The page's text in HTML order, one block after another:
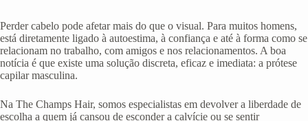
Perder cabelo pode afetar mais do que o visual. Para muitos homens,
está diretamente ligado à autoestima, à confiança e até à forma como se
relacionam no trabalho, com amigos e nos relacionamentos. A boa
notícia é que existe uma solução discreta, eficaz e imediata: a prótese
capilar masculina.
Na The Champs Hair, somos especialistas em devolver a liberdade de
escolha a quem já cansou de esconder a calvície ou se sentir